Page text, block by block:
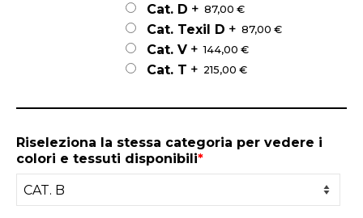
Cat. D + 87,00 €
Cat. Texil D + 87,00 €
Cat. V + 144,00 €
Cat. T + 215,00 €
Riseleziona la stessa categoria per vedere i
colori e tessuti disponibili*